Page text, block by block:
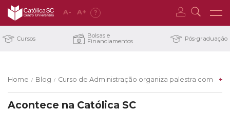
A- A+ ?
Cursos Bolsas e
Financiamentos Pós-graduação
Home / Blog / Curso de Administração organiza palestra com
Acontece na Católica SC